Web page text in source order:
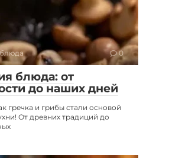
0
блюда: от
до наших дней
гречка и грибы стали основой
От древних традиций до